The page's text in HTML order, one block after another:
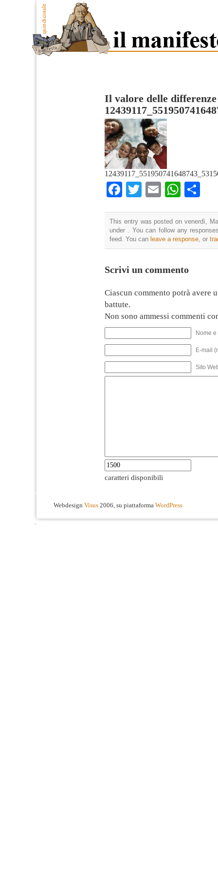
Il valore delle differenze
Facebook
TwitterEmail
This entry was posted on venerdì,
under . You can follow any
feed. You can leave a response, or
Scrivi un commento
Ciascun commento potrà avere
battute.
Non sono ammessi commenti
Nome
E-mail
Sito
caratteri disponibili
Webdesign Visus 2006, su piattaforma WordPress